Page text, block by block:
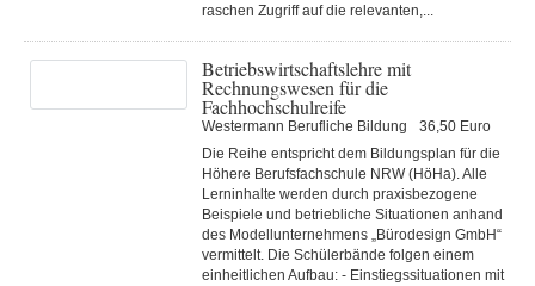
raschen Zugriff auf die relevanten,...
Betriebswirtschaftslehre mit
Rechnungswesen für die
Fachhochschulreife
Westermann Berufliche Bildung
36,50 Euro
Die Reihe entspricht dem Bildungsplan für die
Höhere Berufsfachschule NRW (HöHa). Alle
Lerninhalte werden durch praxisbezogene
Beispiele und betriebliche Situationen anhand
des Modellunternehmens „Bürodesign GmbH“
vermittelt. Die Schülerbände folgen einem
einheitlichen Aufbau: - Einstiegssituationen mit